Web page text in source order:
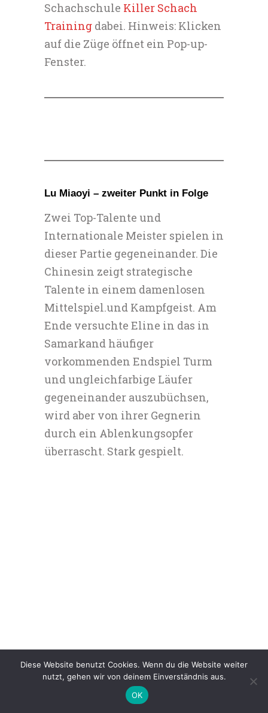
Schachschule Killer Schach
Training dabei. Hinweis: Klicken
auf die Züge öffnet ein Pop-up-
Fenster.
Lu Miaoyi – zweiter Punkt in Folge
Zwei Top-Talente und
Internationale Meister spielen in
dieser Partie gegeneinander. Die
Chinesin zeigt strategische
Talente in einem damenlosen
Mittelspiel.und Kampfgeist. Am
Ende versuchte Eline in das in
Samarkand häufiger
vorkommenden Endspiel Turm
und ungleichfarbige Läufer
gegeneinander auszubüchsen,
wird aber von ihrer Gegnerin
durch ein Ablenkungsopfer
überrascht. Stark gespielt.
Diese Website benutzt Cookies. Wenn du die Website weiter
nutzt, gehen wir von deinem Einverständnis aus.
OK